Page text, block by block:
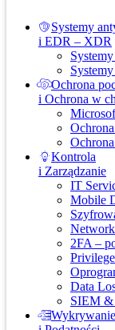
Systemy
i EDR – XDR
Ochrona
i Ochrona w
Kontrola
i Zarządzanie
IT
Mobile
2FA –
Data
SIEM
Wykrywanie